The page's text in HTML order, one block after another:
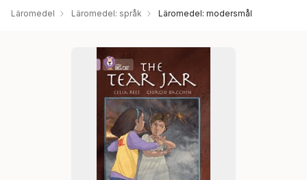
Läromedel Läromedel: språk Läromedel: modersmål